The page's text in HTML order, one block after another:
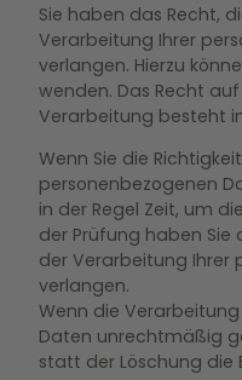
Sie haben das Recht,
Verarbeitung Ihrer
verlangen. Hierzu
wenden. Das Recht
Verarbeitung besteht
Wenn Sie die
personenbezogenen
in der Regel Zeit, um
der Prüfung haben Sie
der Verarbeitung Ihrer
verlangen.
Wenn die
Daten unrechtmäßig
statt der Löschung die